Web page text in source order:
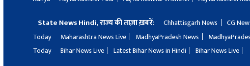
State News Hindi, राज्य की ताज़ा ख़बरें: Chhattisgarh News CG
Today
Maharashtra News Live MadhyaPradesh News
Today
Bihar News Live Latest Bihar News in Hindi Bihar News Live